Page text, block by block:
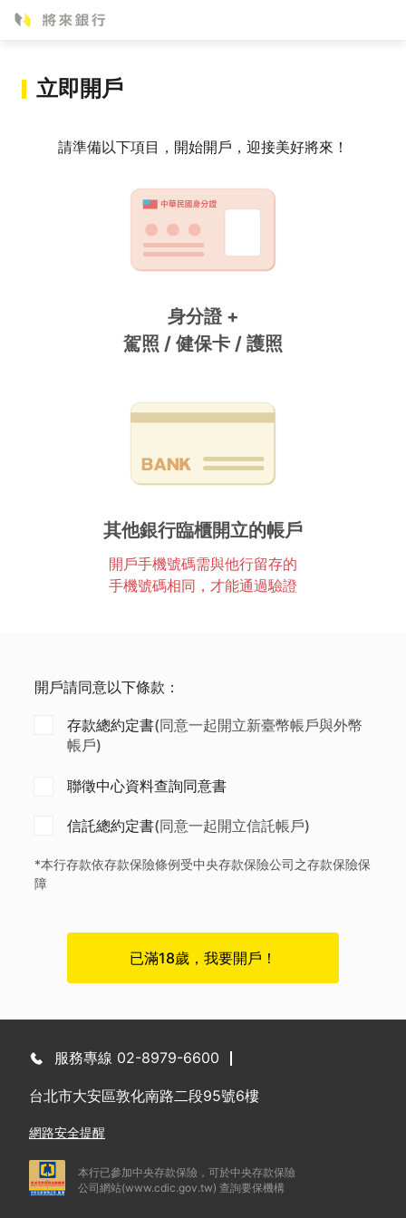
立即開戶
請準備以下項目，開始開戶，迎接美好將來！
身分證 +
駕照 / 健保卡 / 護照
其他銀行臨櫃開立的帳戶
開戶手機號碼需與他行留存的
手機號碼相同，才能通過驗證
開戶請同意以下條款：
存款總約定書(同意一起開立新臺幣帳戶與外幣
帳戶)
聯徵中心資料查詢同意書
信託總約定書(同意一起開立信託帳戶)
*本行存款依存款保險條例受中央存款保險公司之存款保險保
障
已滿18歲，我要開戶！
服務專線 02-8979-6600
台北市大安區敦化南路二段95號6樓
網路安全提醒
本行已參加中央存款保險，可於中央存款保險
公司網站(www.cdic.gov.tw) 查詢要保機構